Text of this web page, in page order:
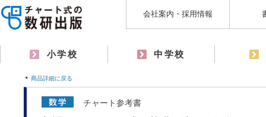
会社案内・採用情報
小学校 中学校
商品詳細に戻る
チャート参考書